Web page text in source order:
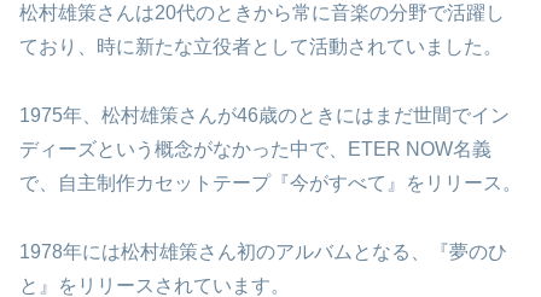
松村雄策さんは20代のときから常に音楽の分野で活躍し
ており、時に新たな立役者として活動されていました。
1975年、松村雄策さんが46歳のときにはまだ世間でイン
ディーズという概念がなかった中で、ETER NOW名義
で、自主制作カセットテープ『今がすべて』をリリース。
1978年には松村雄策さん初のアルバムとなる、『夢のひ
と』をリリースされています。